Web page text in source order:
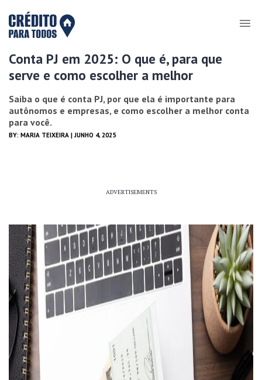
Conta PJ em 2025: O que é, para que
serve e como escolher a melhor
Saiba o que é conta PJ, por que ela é importante para
autônomos e empresas, e como escolher a melhor conta
para você.
BY: MARIA TEIXEIRA | JUNHO 4, 2025
ADVERTISEMENTS